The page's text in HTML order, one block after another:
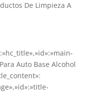
De Limpieza A
Auto Base Alcohol